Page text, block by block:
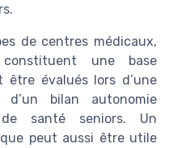
de centres médicaux,
une base
être évalués lors d’une
d’un bilan autonomie
santé seniors. Un
peut aussi être utile